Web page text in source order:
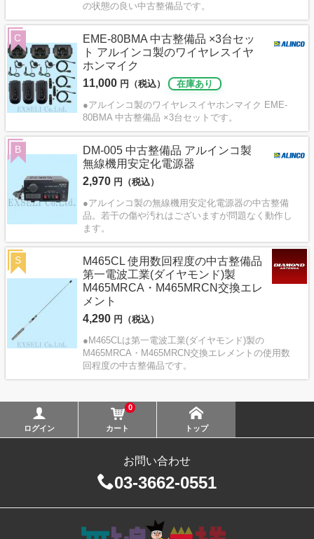
の状態の良い中古整備品です。
EME-80BMA 中古整備品 ×3台セッ
ト アルインコ製のワイヤレスイヤ
ホンマイク
11,000 円（税込）
在庫あり
●アルインコ製のワイヤレスイヤホンマイク EME-
80BMA 中古整備品 ×3台セットです。
C
DM-005 中古整備品 アルインコ製
無線機用安定化電源器
2,970 円（税込）
●アルインコ製の無線機用安定化電源器の中古整備
品。若干の傷や汚れはございますが問題なく動作し
ます。
B
M465CL 使用数回程度の中古整備品
第一電波工業(ダイヤモンド)製
M465MRCA・M465MRCN交換エレ
メント
4,290 円（税込）
●M465CLは第一電波工業(ダイヤモンド)製の
M465MRCA・M465MRCN交換エレメントの使用数
回程度の中古整備品です。
S
ログイン
0
カート トップ
お問い合わせ
03-3662-0551